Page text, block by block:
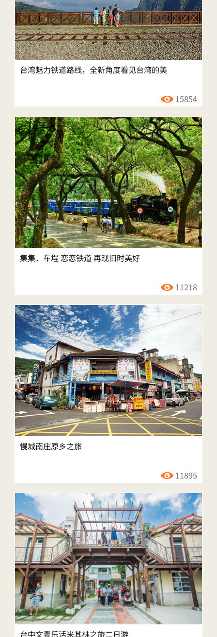
台湾魅力铁道路线，全新角度看见台湾的美
15854
集集．车埕 恋恋铁道 再现旧时美好
11218
慢城南庄原乡之旅
11895
台中文青乐活米其林之旅二日游